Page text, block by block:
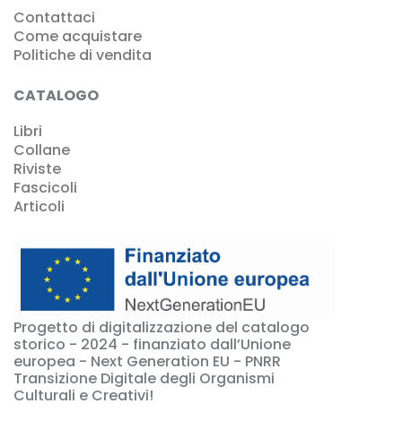
Contattaci
Come acquistare
Politiche di vendita
CATALOGO
Libri
Collane
Riviste
Fascicoli
Articoli
Progetto di digitalizzazione del catalogo
storico - 2024 - finanziato dall’Unione
europea - Next Generation EU - PNRR
Transizione Digitale degli Organismi
Culturali e Creativi!